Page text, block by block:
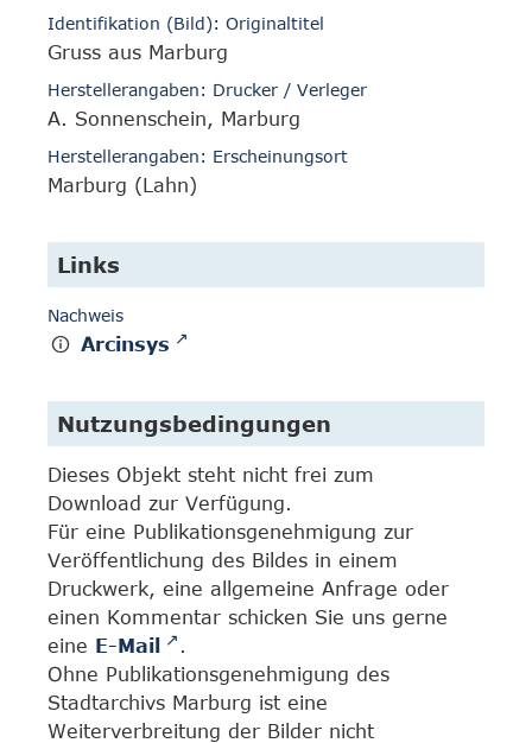
Identifikation (Bild): Originaltitel
Gruss aus Marburg
Herstellerangaben: Drucker / Verleger
A. Sonnenschein, Marburg
Herstellerangaben: Erscheinungsort
Marburg (Lahn)
Links
Nachweis
Arcinsys
Nutzungsbedingungen
Dieses Objekt steht nicht frei zum
Download zur Verfügung.
Für eine Publikationsgenehmigung zur
Veröffentlichung des Bildes in einem
Druckwerk, eine allgemeine Anfrage oder
einen Kommentar schicken Sie uns gerne
eine E-Mail
.
Ohne Publikationsgenehmigung des
Stadtarchivs Marburg ist eine
Weiterverbreitung der Bilder nicht